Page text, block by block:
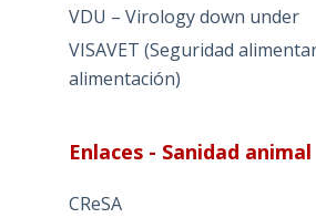
VDU – Virology down under
VISAVET (Seguridad
alimentación)
Enlaces - Sanidad animal
CReSA